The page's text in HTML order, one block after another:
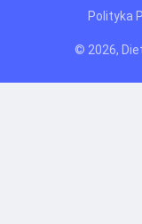
Polityka
© 2026,